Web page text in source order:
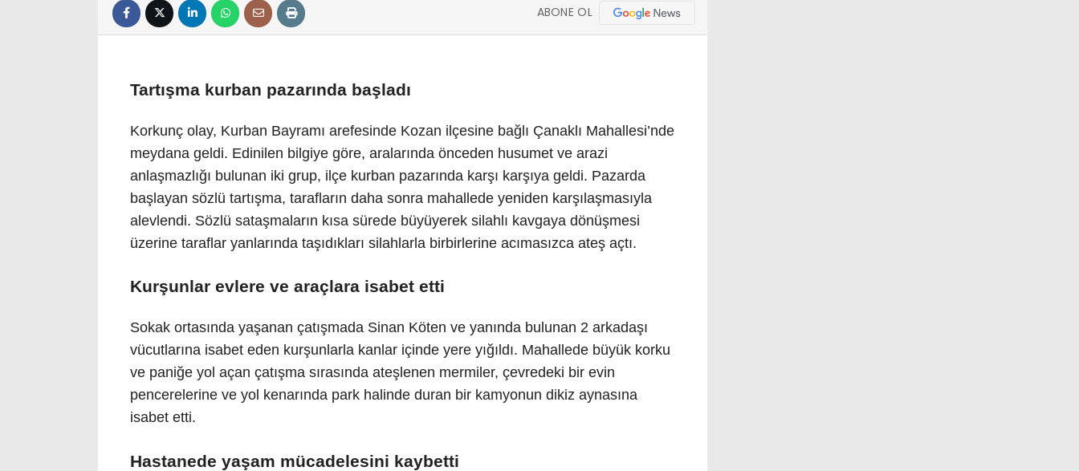
ABONE OL
Tartışma kurban pazarında başladı
Korkunç olay, Kurban Bayramı arefesinde Kozan ilçesine bağlı Çanaklı Mahallesi’nde
meydana geldi. Edinilen bilgiye göre, aralarında önceden husumet ve arazi
anlaşmazlığı bulunan iki grup, ilçe kurban pazarında karşı karşıya geldi. Pazarda
başlayan sözlü tartışma, tarafların daha sonra mahallede yeniden karşılaşmasıyla
alevlendi. Sözlü sataşmaların kısa sürede büyüyerek silahlı kavgaya dönüşmesi
üzerine taraflar yanlarında taşıdıkları silahlarla birbirlerine acımasızca ateş açtı.
Kurşunlar evlere ve araçlara isabet etti
Sokak ortasında yaşanan çatışmada Sinan Köten ve yanında bulunan 2 arkadaşı
vücutlarına isabet eden kurşunlarla kanlar içinde yere yığıldı. Mahallede büyük korku
ve paniğe yol açan çatışma sırasında ateşlenen mermiler, çevredeki bir evin
pencerelerine ve yol kenarında park halinde duran bir kamyonun dikiz aynasına
isabet etti.
Hastanede yaşam mücadelesini kaybetti